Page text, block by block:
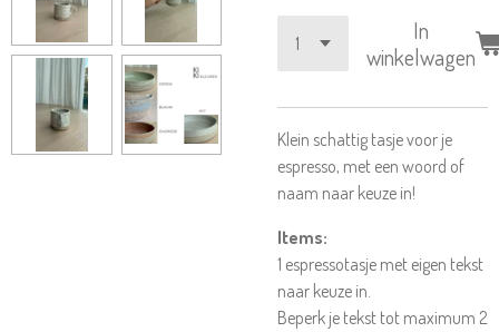
In
winkelwagen
Klein schattig tasje voor je
espresso, met een woord of
naam naar keuze in!
Items:
1 espressotasje met eigen tekst
naar keuze in.
Beperk je tekst tot maximum 2